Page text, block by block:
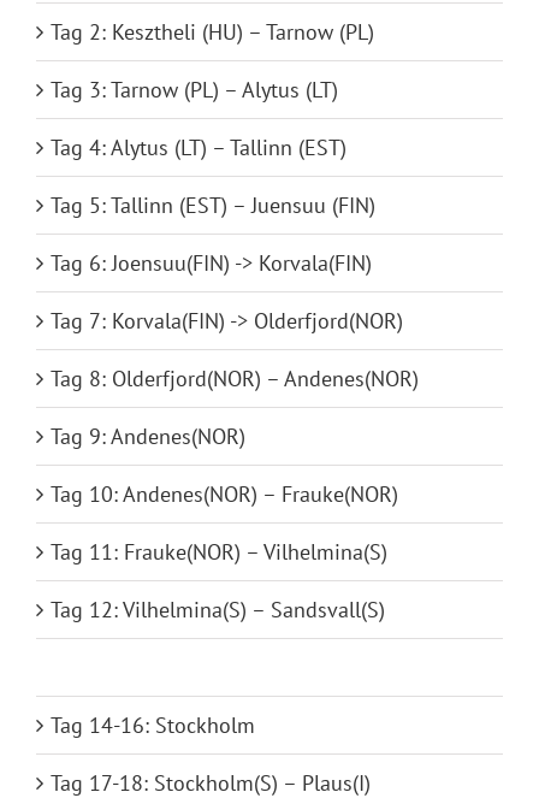
Tag 2: Kesztheli (HU) – Tarnow (PL)
Tag 3: Tarnow (PL) – Alytus (LT)
Tag 4: Alytus (LT) – Tallinn (EST)
Tag 5: Tallinn (EST) – Juensuu (FIN)
Tag 6: Joensuu(FIN) -> Korvala(FIN)
Tag 7: Korvala(FIN) -> Olderfjord(NOR)
Tag 8: Olderfjord(NOR) – Andenes(NOR)
Tag 9: Andenes(NOR)
Tag 10: Andenes(NOR) – Frauke(NOR)
Tag 11: Frauke(NOR) – Vilhelmina(S)
Tag 12: Vilhelmina(S) – Sandsvall(S)
Tag 14-16: Stockholm
Tag 17-18: Stockholm(S) – Plaus(I)